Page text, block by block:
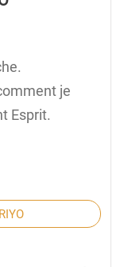
je
Esprit.